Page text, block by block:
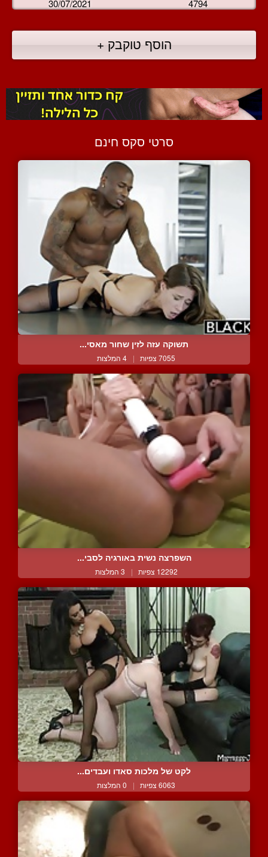
30/07/2021 4794
הוסף טוקבק +
סרטי סקס חינם
תשוקה עזה לזין שחור מאסי...
7055 צפיות | 4 המלצות
השפרצה נשית באורגיה לסבי...
12292 צפיות | 3 המלצות
לקט של מלכות סאדו ועבדים...
6063 צפיות | 0 המלצות